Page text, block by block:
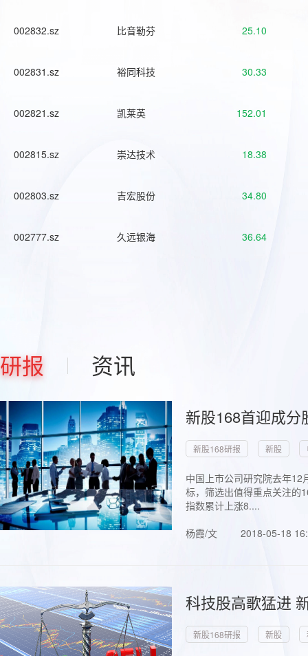
002832.sz 比音勒芬 25.10
002831.sz 裕同科技 30.33
002821.sz 凯莱英 152.01
002815.sz 崇达技术 18.38
002803.sz 吉宏股份 34.80
002777.sz 久远银海 36.64
研报 资讯
新股168首迎成
新股168研报 新股
中国上市公司研究院去年
标，筛选出值得重点关注的
指数累计上涨8....
杨霞/文
2018-05-18
科技股高歌猛进
新股168研报 新股